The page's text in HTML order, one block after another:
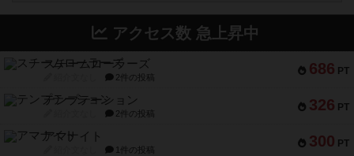
アクセス数 急上昇中
686 PT
スチームローラーズ
2件の投稿
326 PT
テンプテーション
2件の投稿
300 PT
アマナイト
1件の投稿